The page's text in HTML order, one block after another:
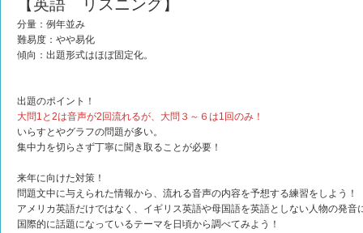
【英語 リスニング】
分量：例年並み
難易度：やや易化
傾向：出題形式はほぼ固定化。
出題のポイント！
大問1と2は音声が2回流れるが、大問３～６は1回のみ！
いらすとやグラフの問題が多い。
集中力を切らさず丁寧に聞き取ることが必要！
来年に向けた対策！
問題文中に与えられた情報から、流れる音声の内容を予想する練習をしよう！
アメリカ英語だけではなく、イギリス英語や母国語を英語としない人物の発音
国際的に話題になっているテーマを日頃から調べてみよう！